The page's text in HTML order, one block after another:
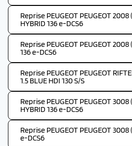
Reprise PEUGEOT PEUGEOT 2008
HYBRID 136 e-DCS6
Reprise PEUGEOT PEUGEOT 2008
136 e-DCS6
Reprise PEUGEOT PEUGEOT
1.5 BLUE HDI 130 S/S
Reprise PEUGEOT PEUGEOT 3008
HYBRID 136 e-DCS6
Reprise PEUGEOT PEUGEOT 3008
e-DCS6